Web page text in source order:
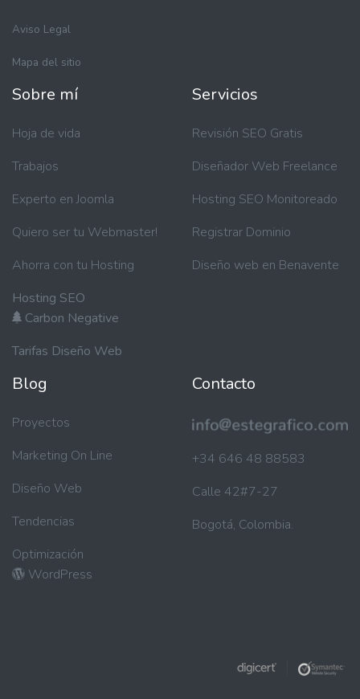
Aviso Legal
Mapa del sitio
Sobre mí
Hoja de vida
Trabajos
Experto en Joomla
Quiero ser tu Webmaster!
Ahorra con tu Hosting
Hosting SEO
Carbon Negative
Tarifas Diseño Web
Servicios
Revisión SEO Gratis
Diseñador Web Freelance
Hosting SEO Monitoreado
Registrar Dominio
Diseño web en Benavente
Blog
Proyectos
Marketing On Line
Diseño Web
Tendencias
Optimización
WordPress
Contacto
+34 646 48 88583
Calle 42#7-27
Bogotá, Colombia.